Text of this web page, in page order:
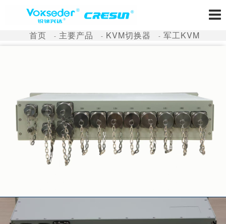
首页 主要产品 KVM切换器 军工KVM